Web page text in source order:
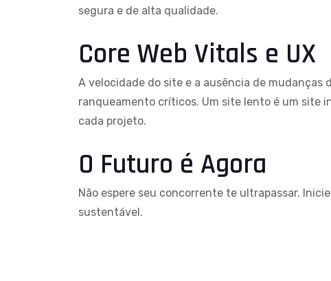
segura e de alta qualidade.
Core Web Vitals e UX
A velocidade do site e a ausência de
ranqueamento críticos. Um site lento é um site
cada projeto.
O Futuro é Agora
Não espere seu concorrente te ultrapassar.
sustentável.